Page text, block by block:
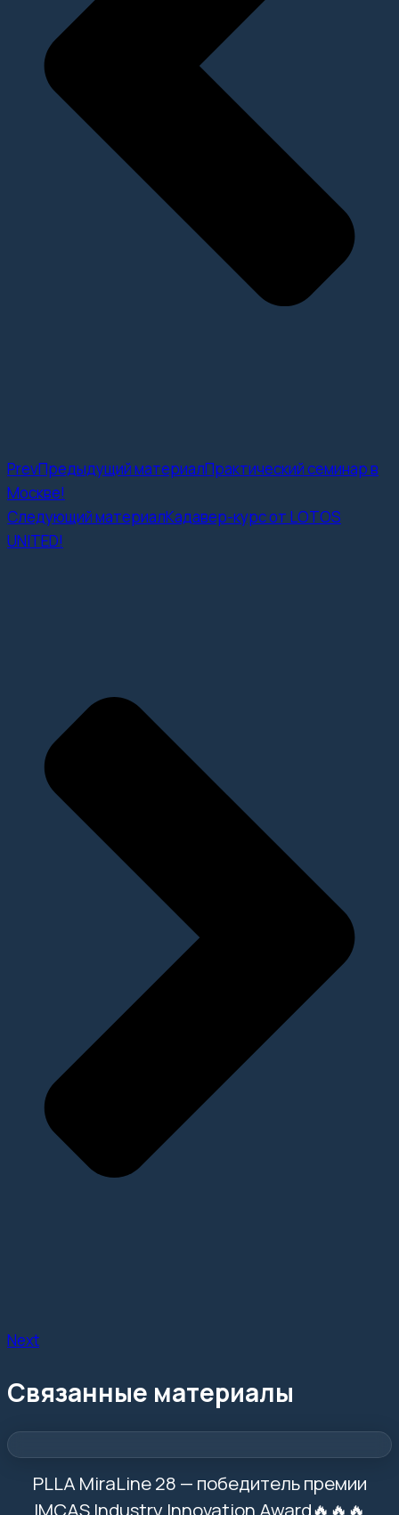
PrevПредыдущий материалПрактический семинар в
Москве!
Следующий материалКадавер-курс от LOTOS
UNITED!
Next
Связанные материалы
PLLA MiraLine 28 — победитель премии